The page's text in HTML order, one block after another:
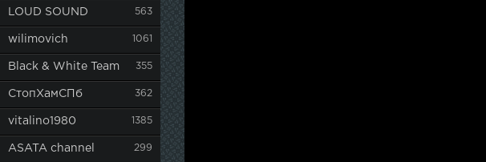
LOUD SOUND 563
wilimovich 1061
Black & White Team 355
СтопХамСПб 362
vitalino1980 1385
ASATA channel 299